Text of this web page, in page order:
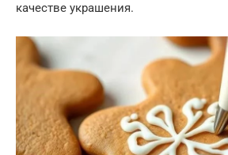
качестве украшения.